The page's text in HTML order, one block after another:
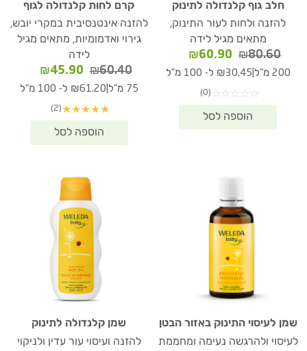
חלב גוף קלנדולה לתינוק
להזנה ולחות לעור התינוק,
מתאים מגיל לידה
₪80.60
המחיר
המקורי
₪80.60.
₪60.90
המחיר
הנוכחי
200 מ"ל ₪30.45 ל- 100 מ"ל
☆
☆
☆
☆
☆
(0)
קרם לחות קלנדולה לגוף
להזנה אינטנסיבית במקרי יובש,
גירוי ואדמומיות, מתאים מגיל
לידה
₪60.40
המחיר
המקורי
₪60.40.
₪45.90
הנוכחי
75 מ"ל ₪61.20 ל- 100 מ"ל
★
★
★
★
★
(2)
שמן לעיסוי התינוק באזור הבטן
לעיסוי ולהרגשה נעימה ומחממת
שמן קלנדולה לתינוק
להזנה ועיסוי עור עדין ולניקוי